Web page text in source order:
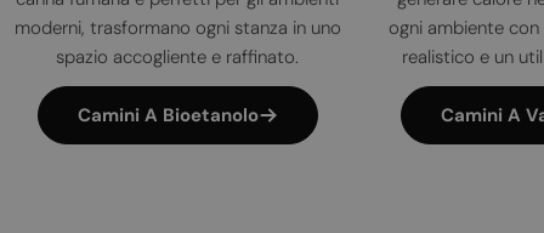
moderni, trasformano ogni stanza in uno
spazio accogliente e raffinato.
Camini A Bioetanolo
ogni ambiente
realistico e un
Camini A